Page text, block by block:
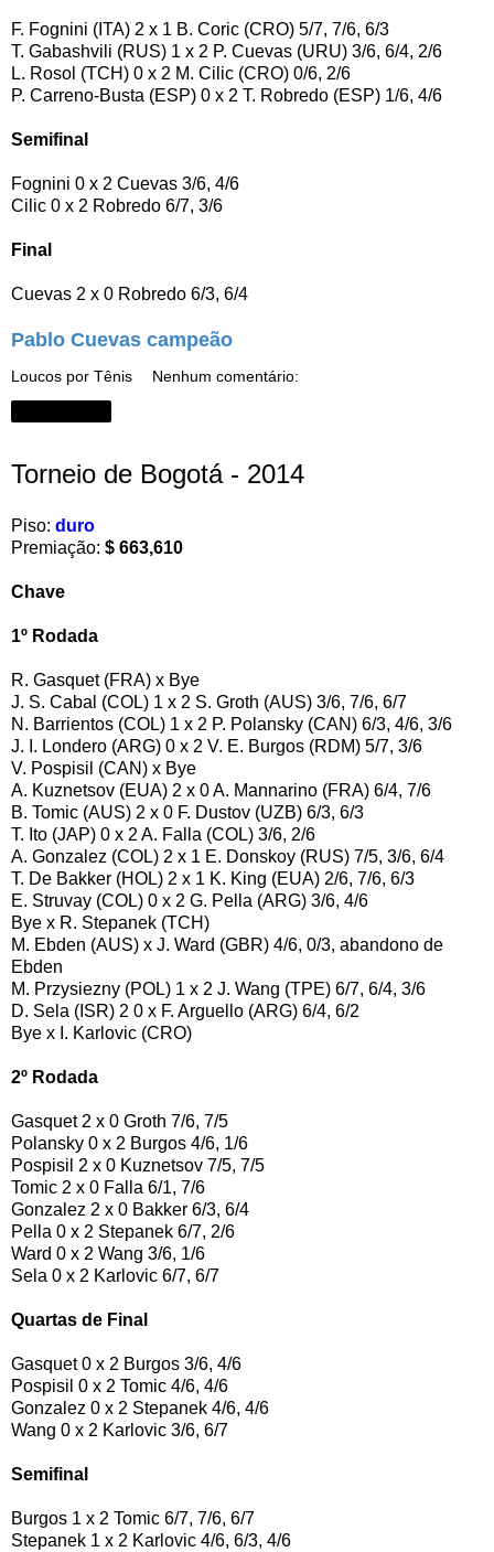
F. Fognini (ITA) 2 x 1 B. Coric (CRO) 5/7, 7/6, 6/3
T. Gabashvili (RUS) 1 x 2 P. Cuevas (URU) 3/6, 6/4, 2/6
L. Rosol (TCH) 0 x 2 M. Cilic (CRO) 0/6, 2/6
P. Carreno-Busta (ESP) 0 x 2 T. Robredo (ESP) 1/6, 4/6
Semifinal
Fognini 0 x 2 Cuevas 3/6, 4/6
Cilic 0 x 2 Robredo 6/7, 3/6
Final
Cuevas 2 x 0 Robredo 6/3, 6/4
Pablo Cuevas campeão
Loucos por Tênis Nenhum comentário:
Torneio de Bogotá - 2014
Piso: duro
Premiação: $ 663,610
Chave
1º Rodada
R. Gasquet (FRA) x Bye
J. S. Cabal (COL) 1 x 2 S. Groth (AUS) 3/6, 7/6, 6/7
N. Barrientos (COL) 1 x 2 P. Polansky (CAN) 6/3, 4/6, 3/6
J. I. Londero (ARG) 0 x 2 V. E. Burgos (RDM) 5/7, 3/6
V. Pospisil (CAN) x Bye
A. Kuznetsov (EUA) 2 x 0 A. Mannarino (FRA) 6/4, 7/6
B. Tomic (AUS) 2 x 0 F. Dustov (UZB) 6/3, 6/3
T. Ito (JAP) 0 x 2 A. Falla (COL) 3/6, 2/6
A. Gonzalez (COL) 2 x 1 E. Donskoy (RUS) 7/5, 3/6, 6/4
T. De Bakker (HOL) 2 x 1 K. King (EUA) 2/6, 7/6, 6/3
E. Struvay (COL) 0 x 2 G. Pella (ARG) 3/6, 4/6
Bye x R. Stepanek (TCH)
M. Ebden (AUS) x J. Ward (GBR) 4/6, 0/3, abandono de
Ebden
M. Przysiezny (POL) 1 x 2 J. Wang (TPE) 6/7, 6/4, 3/6
D. Sela (ISR) 2 0 x F. Arguello (ARG) 6/4, 6/2
Bye x I. Karlovic (CRO)
2º Rodada
Gasquet 2 x 0 Groth 7/6, 7/5
Polansky 0 x 2 Burgos 4/6, 1/6
Pospisil 2 x 0 Kuznetsov 7/5, 7/5
Tomic 2 x 0 Falla 6/1, 7/6
Gonzalez 2 x 0 Bakker 6/3, 6/4
Pella 0 x 2 Stepanek 6/7, 2/6
Ward 0 x 2 Wang 3/6, 1/6
Sela 0 x 2 Karlovic 6/7, 6/7
Quartas de Final
Gasquet 0 x 2 Burgos 3/6, 4/6
Pospisil 0 x 2 Tomic 4/6, 4/6
Gonzalez 0 x 2 Stepanek 4/6, 4/6
Wang 0 x 2 Karlovic 3/6, 6/7
Semifinal
Burgos 1 x 2 Tomic 6/7, 7/6, 6/7
Stepanek 1 x 2 Karlovic 4/6, 6/3, 4/6